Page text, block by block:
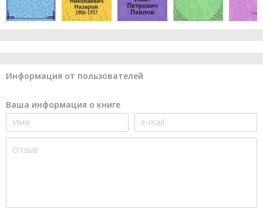
Информация от пользователей
Ваша информация о книге